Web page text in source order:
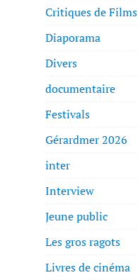
Critiques de Films
Diaporama
Divers
documentaire
Festivals
Gérardmer 2026
inter
Interview
Jeune public
Les gros ragots
Livres de cinéma